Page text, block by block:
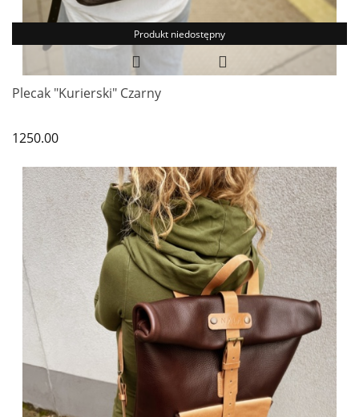
Produkt niedostępny
Plecak "Kurierski" Czarny
1250.00